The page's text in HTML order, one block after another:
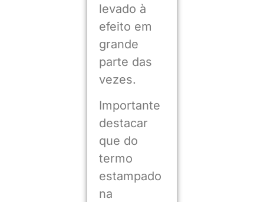
levado à
efeito em
grande
parte das
vezes.
Importante
destacar
que do
termo
estampado
na